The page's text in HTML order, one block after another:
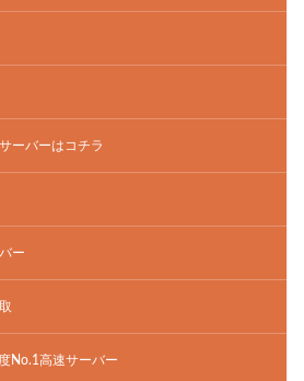
ーバーはコチラ
ー
No.1高速サーバー